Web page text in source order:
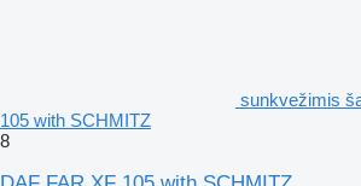
sunkvežimis
105 with SCHMITZ
8